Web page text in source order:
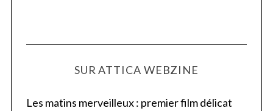
SUR ATTICA WEBZINE
Les matins merveilleux : premier film délicat